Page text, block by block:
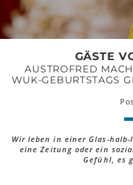
GÄSTE
AUSTROFRED
WUK-GEBURTSTAGS
Wir leben in einer Glas-halb-
eine Zeitung oder ein
Gefühl, es